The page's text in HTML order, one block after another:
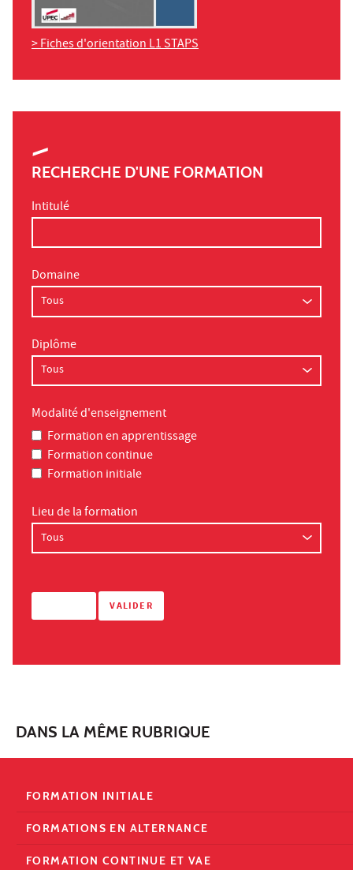
> Fiches d'orientation L1 STAPS
RECHERCHE D'UNE FORMATION
Intitulé
Domaine
Diplôme
Modalité d'enseignement
Formation en apprentissage
Formation continue
Formation initiale
Lieu de la formation
DANS LA MÊME RUBRIQUE
FORMATION INITIALE
FORMATIONS EN ALTERNANCE
FORMATION CONTINUE ET VAE